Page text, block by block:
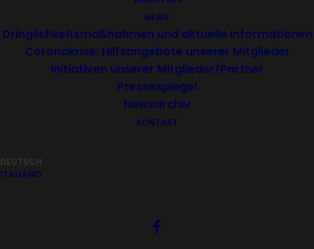
NEWS
Dringlichkeitsmaßnahmen und aktuelle Informationen
Coronakrise: Hilfsangebote unserer Mitglieder
Initiativen unserer Mitglieder/Partner
Pressespiegel
Newsarchiv
KONTAKT
DEUTSCH
ITALIANO
Sport, Erholung und Freizeit
|Zivilschutz, Umwelt- und
Landschaftsschutz
Ordentliche Mitglieder und Förderkreis:
Ordentliche Mitglieder|
Suchen: